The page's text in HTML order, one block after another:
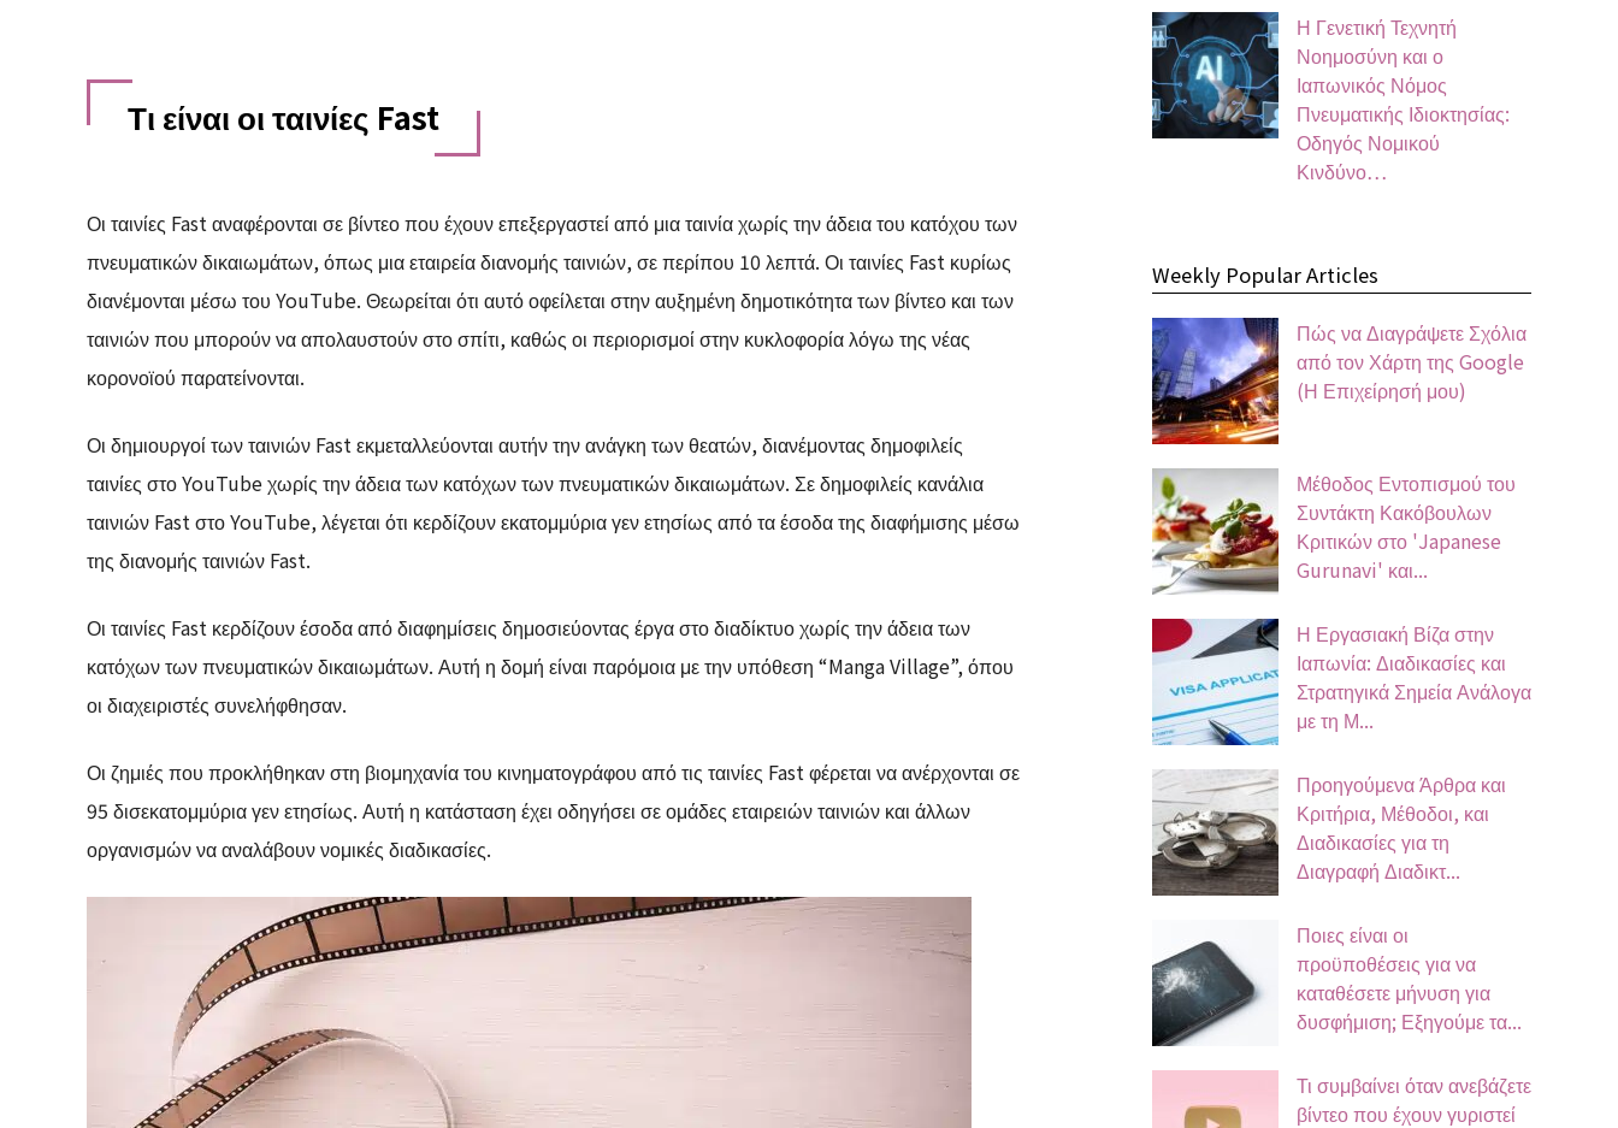
Τι είναι οι ταινίες Fast
Οι ταινίες Fast αναφέρονται σε βίντεο που έχουν επεξεργαστεί από μια ταινία χωρίς την άδεια του κατόχου των
πνευματικών δικαιωμάτων, όπως μια εταιρεία διανομής ταινιών, σε περίπου 10 λεπτά. Οι ταινίες Fast κυρίως
διανέμονται μέσω του YouTube. Θεωρείται ότι αυτό οφείλεται στην αυξημένη δημοτικότητα των βίντεο και των
ταινιών που μπορούν να απολαυστούν στο σπίτι, καθώς οι περιορισμοί στην κυκλοφορία λόγω της νέας
κορονοϊού παρατείνονται.
Οι δημιουργοί των ταινιών Fast εκμεταλλεύονται αυτήν την ανάγκη των θεατών, διανέμοντας δημοφιλείς
ταινίες στο YouTube χωρίς την άδεια των κατόχων των πνευματικών δικαιωμάτων. Σε δημοφιλείς κανάλια
ταινιών Fast στο YouTube, λέγεται ότι κερδίζουν εκατομμύρια γεν ετησίως από τα έσοδα της διαφήμισης μέσω
της διανομής ταινιών Fast.
Οι ταινίες Fast κερδίζουν έσοδα από διαφημίσεις δημοσιεύοντας έργα στο διαδίκτυο χωρίς την άδεια των
κατόχων των πνευματικών δικαιωμάτων. Αυτή η δομή είναι παρόμοια με την υπόθεση “Manga Village”, όπου
οι διαχειριστές συνελήφθησαν.
Οι ζημιές που προκλήθηκαν στη βιομηχανία του κινηματογράφου από τις ταινίες Fast φέρεται να ανέρχονται σε
95 δισεκατομμύρια γεν ετησίως. Αυτή η κατάσταση έχει οδηγήσει σε ομάδες εταιρειών ταινιών και άλλων
οργανισμών να αναλάβουν νομικές διαδικασίες.
Η Γενετική Τεχνητή
Νοημοσύνη και ο
Ιαπωνικός Νόμος
Πνευματικής Ιδιοκτησίας:
Οδηγός Νομικού
Κινδύνο…
Weekly Popular Articles
Πώς να Διαγράψετε Σχόλια
από τον Χάρτη της Google
(Η Επιχείρησή μου)
Μέθοδος Εντοπισμού του
Συντάκτη Κακόβουλων
Κριτικών στο 'Japanese
Gurunavi' και...
Η Εργασιακή Βίζα στην
Ιαπωνία: Διαδικασίες και
Στρατηγικά Σημεία Ανάλογα
με τη Μ...
Προηγούμενα Άρθρα και
Κριτήρια, Μέθοδοι, και
Διαδικασίες για τη
Διαγραφή Διαδικτ...
Ποιες είναι οι
προϋποθέσεις για να
καταθέσετε μήνυση για
δυσφήμιση; Εξηγούμε τα...
Τι συμβαίνει όταν ανεβάζετε
βίντεο που έχουν γυριστεί